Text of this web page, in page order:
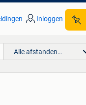
Inloggen
Alle afstanden…